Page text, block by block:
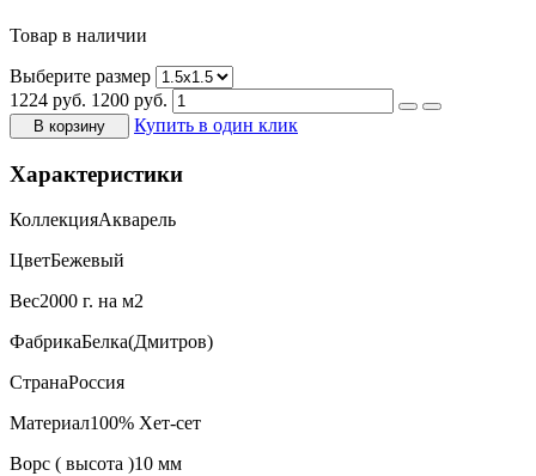
Товар в наличии
Выберите размер
1224 руб. 1200 руб.
В корзину Купить в один клик
Характеристики
КоллекцияАкварель
ЦветБежевый
Вес2000 г. на м2
ФабрикаБелка(Дмитров)
СтранаРоссия
Материал100% Хет-сет
Ворс ( высота )10 мм